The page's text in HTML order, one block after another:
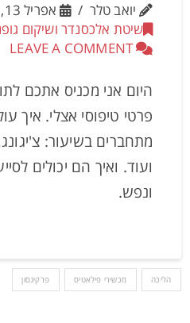
יואב טלר
אפריל 13, 2026
שיטת אלכסנדר ושיקום
LEAVE A COMMENT
היום אני מכניס אתכם
פרטי טיפוסי אצלי. איך
מתחברים בשיעור:
ועוד. ואיך הם יכולים
ונפש.
הליכה מכשירי פילאטיס פרקינסון